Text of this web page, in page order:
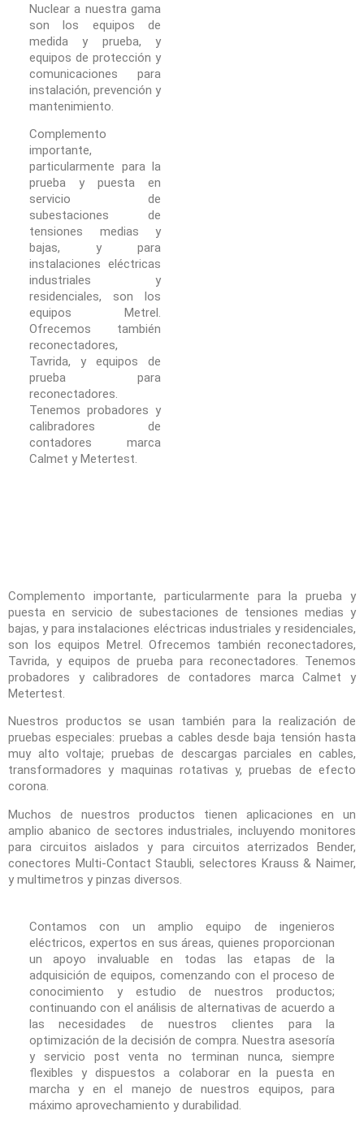
Nuclear a nuestra gama
son los equipos de
medida y prueba, y
equipos de protección y
comunicaciones para
instalación, prevención y
mantenimiento.
Complemento
importante,
particularmente para la
prueba y puesta en
servicio de
subestaciones de
tensiones medias y
bajas, y para
instalaciones eléctricas
industriales y
residenciales, son los
equipos Metrel.
Ofrecemos también
reconectadores,
Tavrida, y equipos de
prueba para
reconectadores.
Tenemos probadores y
calibradores de
contadores marca
Calmet y Metertest.
Complemento importante, particularmente para la prueba y
puesta en servicio de subestaciones de tensiones medias y
bajas, y para instalaciones eléctricas industriales y residenciales,
son los equipos Metrel. Ofrecemos también reconectadores,
Tavrida, y equipos de prueba para reconectadores. Tenemos
probadores y calibradores de contadores marca Calmet y
Metertest.
Nuestros productos se usan también para la realización de
pruebas especiales: pruebas a cables desde baja tensión hasta
muy alto voltaje; pruebas de descargas parciales en cables,
transformadores y maquinas rotativas y, pruebas de efecto
corona.
Muchos de nuestros productos tienen aplicaciones en un
amplio abanico de sectores industriales, incluyendo monitores
para circuitos aislados y para circuitos aterrizados Bender,
conectores Multi-Contact Staubli, selectores Krauss & Naimer,
y multimetros y pinzas diversos.
Contamos con un amplio equipo de ingenieros
eléctricos, expertos en sus áreas, quienes proporcionan
un apoyo invaluable en todas las etapas de la
adquisición de equipos, comenzando con el proceso de
conocimiento y estudio de nuestros productos;
continuando con el análisis de alternativas de acuerdo a
las necesidades de nuestros clientes para la
optimización de la decisión de compra. Nuestra asesoría
y servicio post venta no terminan nunca, siempre
flexibles y dispuestos a colaborar en la puesta en
marcha y en el manejo de nuestros equipos, para
máximo aprovechamiento y durabilidad.